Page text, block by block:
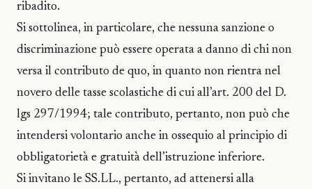
ribadito.
Si sottolinea, in particolare, che nessuna sanzione o
discriminazione può essere operata a danno di chi non
versa il contributo de quo, in quanto non rientra nel
novero delle tasse scolastiche di cui all’art. 200 del D.
lgs 297/1994; tale contributo, pertanto, non può che
intendersi volontario anche in ossequio al principio di
obbligatorietà e gratuità dell’istruzione inferiore.
Si invitano le SS.LL., pertanto, ad attenersi alla